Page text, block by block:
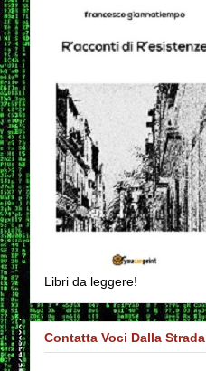
Libri da leggere!
Contatta Voci Dalla Strada